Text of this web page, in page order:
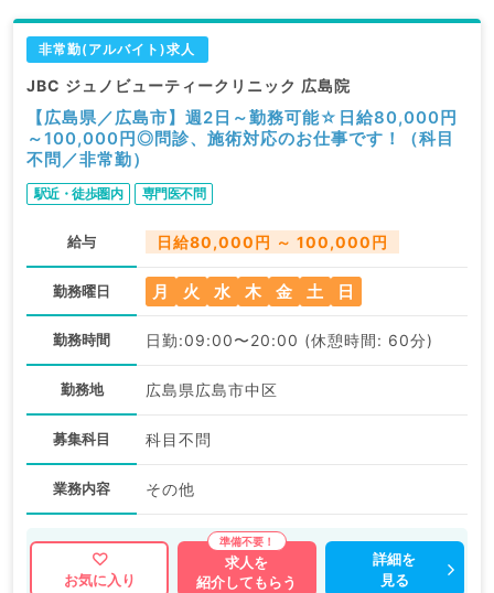
非常勤(アルバイト)求人
JBC ジュノビューティークリニック 広島院
【広島県／広島市】週2日～勤務可能☆日給80,000円
～100,000円◎問診、施術対応のお仕事です！（科目
不問／非常勤）
駅近・徒歩圏内 専門医不問
給与 日給80,000円 ～ 100,000円
勤務曜日 月 火 水 木 金 土 日
勤務時間 日勤:09:00〜20:00 (休憩時間: 60分)
勤務地 広島県広島市中区
募集科目 科目不問
業務内容 その他
お気に入り
求人を
紹介してもらう
詳細を
見る